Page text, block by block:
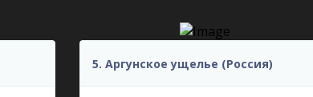
5. Аргунское ущелье (Россия)